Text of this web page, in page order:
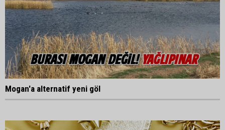
Mogan'a alternatif yeni göl